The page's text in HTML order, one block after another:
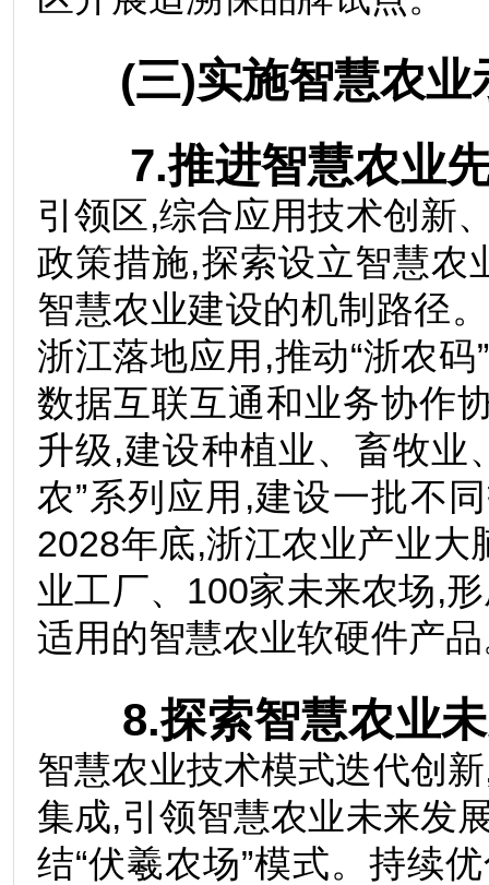
(三)实施智慧农业
7.推进智慧农业先
引领区,综合应用技术创新
政策措施,探索设立智慧农
智慧农业建设的机制路径
浙江落地应用,推动“浙农码
数据互联互通和业务协作
升级,建设种植业、畜牧业
农”系列应用,建设一批不
2028年底,浙江农业产业
业工厂、100家未来农场,
适用的智慧农业软硬件产
8.探索智慧农业
智慧农业技术模式迭代创
集成,引领智慧农业未来发
结“伏羲农场”模式。持续